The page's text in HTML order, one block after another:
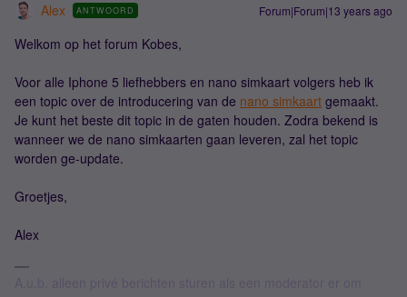
Alex ANTWOORD Forum|Forum|13 years ago
Welkom op het forum Kobes,
Voor alle Iphone 5 liefhebbers en nano simkaart volgers heb ik
een topic over de introducering van de nano simkaart gemaakt.
Je kunt het beste dit topic in de gaten houden. Zodra bekend is
wanneer we de nano simkaarten gaan leveren, zal het topic
worden ge-update.
Groetjes,
Alex